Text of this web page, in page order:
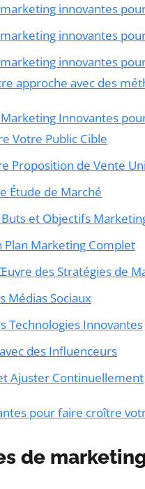
innovantes
innovantes
innovantes
approche avec des
Innovantes
Votre Public Cible
Proposition de Vente
Étude de Marché
et Objectifs
Plan Marketing Complet
des Stratégies de
Médias Sociaux
Technologies Innovantes
des Influenceurs
Ajuster Continuellement
pour faire croître
de